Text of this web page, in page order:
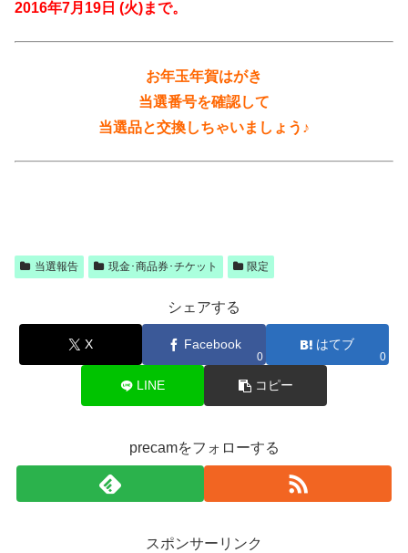
2016年7月19日 (火)まで。
お年玉年賀はがき
当選番号を確認して
当選品と交換しちゃいましょう♪
当選報告 現金･商品券･チケット 限定
シェアする
X Facebook
0
はてブ
0
LINE コピー
precamをフォローする
スポンサーリンク